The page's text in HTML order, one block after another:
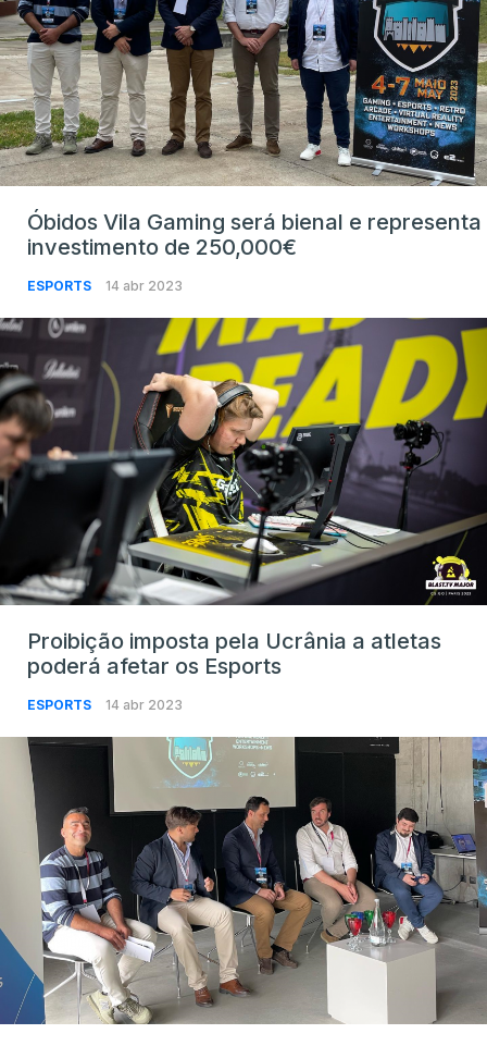
Óbidos Vila Gaming será bienal e representa
investimento de 250,000€
ESPORTS 14 abr 2023
Proibição imposta pela Ucrânia a atletas
poderá afetar os Esports
ESPORTS 14 abr 2023